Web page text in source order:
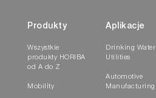
Produkty
Wszystkie
produkty HORIBA
od A do Z
Mobility
Aplikacje
Drinking Water
Utilities
Automotive
Manufacturing